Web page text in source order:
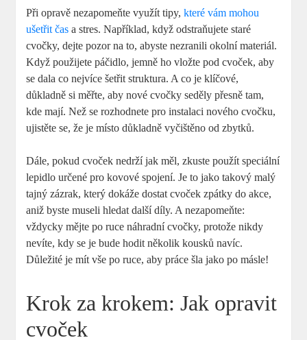
Při opravě nezapomeňte využít tipy,které vám mohou
ušetřit čas a stres. Například, když odstraňujete staré
cvočky, dejte pozor na to, abyste nezranili okolní materiál.
Když použijete páčidlo, jemně ho vložte pod cvoček, aby
se dala co nejvíce šetřit struktura. A co je klíčové,
důkladně si měřte, aby nové cvočky seděly přesně tam,
kde mají. Než se rozhodnete pro instalaci nového cvočku,
ujistěte se, že je místo důkladně vyčištěno od zbytků.
Dále, pokud cvoček nedrží jak měl, zkuste použít speciální
lepidlo určené pro kovové spojení. Je to jako takový malý
tajný zázrak, který dokáže dostat cvoček zpátky do akce,
aniž byste museli hledat další díly. A nezapomeňte:
vždycky mějte po ruce náhradní cvočky, protože nikdy
nevíte, kdy se je bude hodit několik kousků navíc.
Důležité je mít vše po ruce, aby práce šla jako po másle!
Krok za krokem: Jak opravit
cvoček